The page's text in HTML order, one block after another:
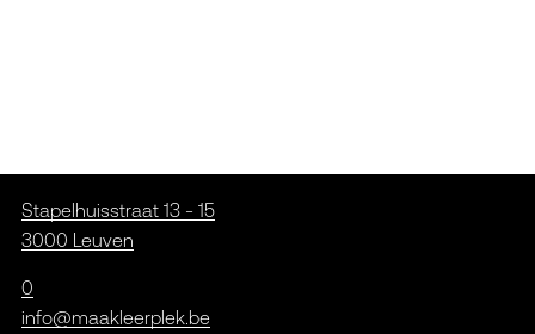
Stapelhuisstraat 13 - 15
3000 Leuven
0
info@maakleerplek.be